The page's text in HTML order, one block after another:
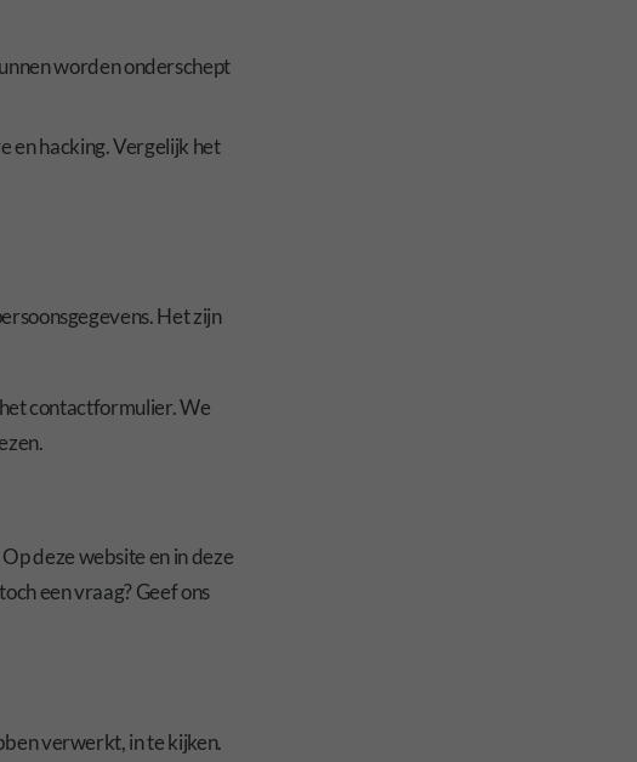
worden onderschept
en hacking. Vergelijk het
Het zijn
contactformulier. We
deze website en in deze
een vraag? Geef ons
verwerkt, in te kijken.